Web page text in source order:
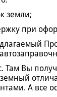
земли;
при
Там Вы
А все